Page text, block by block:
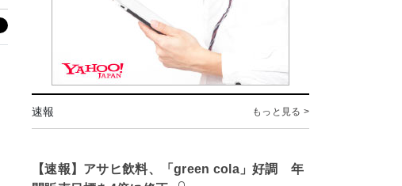
速報 もっと見る >
【速報】アサヒ飲料、「green cola」好調 年